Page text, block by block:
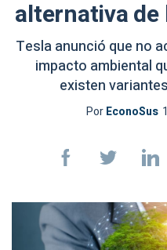
alternativa
Tesla anunció que no
impacto ambiental
existen
PorEconoSus